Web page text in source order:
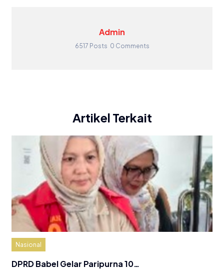
Admin
6517 Posts 0 Comments
Artikel Terkait
Nasional
DPRD Babel Gelar Paripurna 10…